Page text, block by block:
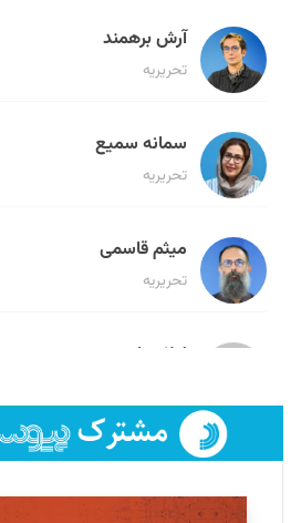
آرش برهمند
تحریریه
سمانه سمیع
تحریریه
میثم قاسمی
تحریریه
لیلا حنارود
فائزه فتحی رستمی
تحریریه